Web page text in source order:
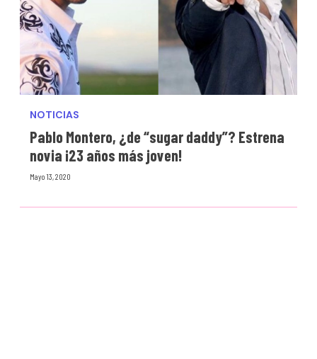
NOTICIAS
Pablo Montero, ¿de “sugar daddy”? Estrena
novia ¡23 años más joven!
Mayo 13, 2020